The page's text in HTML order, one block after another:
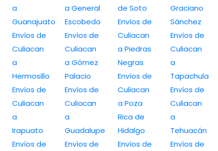
a
Guanajuato
Envíos de
Culiacan
a
Hermosillo
Envíos de
Culiacan
a
Irapuato
Envíos de
a General
Escobedo
Envíos de
Culiacan
a Gómez
Palacio
Envíos de
Culiacan
a
Guadalupe
Envíos de
de Soto
Envíos de
Culiacan
a Piedras
Negras
Envíos de
Culiacan
a Poza
Rica de
Hidalgo
Envíos de
Graciano
Sánchez
Envíos de
Culiacan
a
Tapachula
Envíos de
Culiacan
a
Tehuacán
Envíos de